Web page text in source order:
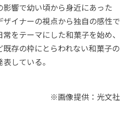
響で幼い頃から身近にあった
ザイナーの視点から独自の感性で
をテーマにした和菓子を始め、
存の枠にとらわれない和菓子の
している。
※画像提供：光文社